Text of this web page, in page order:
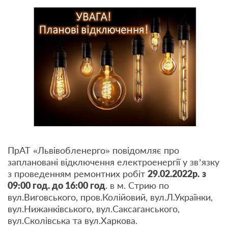
ПрАТ «Львівобленерго» повідомляє про
заплановані відключення електроенергії у зв’язку
з проведенням ремонтних робіт 29.02.2022р. з
09:00 год. до 16:00 год. в м. Стрию по
вул.Виговського, пров.Колійовий, вул.Л.Українки,
вул.Нижанківського, вул.Саксаганського,
вул.Сколівська та вул.Харкова.